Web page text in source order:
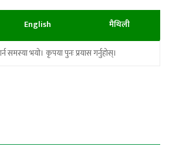
English मैथिली
समस्या भयो। कृपया पुनः प्रयास गर्नुहोस्।